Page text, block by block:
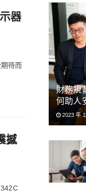
器
待而
撼
財務規
何助人
2023 年